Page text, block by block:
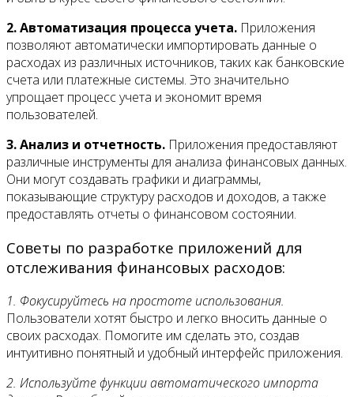
2. Автоматизация процесса учета. Приложения
позволяют автоматически импортировать данные о
расходах из различных источников, таких как банковские
счета или платежные системы. Это значительно
упрощает процесс учета и экономит время
пользователей.
3. Анализ и отчетность. Приложения предоставляют
различные инструменты для анализа финансовых данных.
Они могут создавать графики и диаграммы,
показывающие структуру расходов и доходов, а также
предоставлять отчеты о финансовом состоянии.
Советы по разработке приложений для
отслеживания финансовых расходов:
1. Фокусируйтесь на простоте использования.
Пользователи хотят быстро и легко вносить данные о
своих расходах. Помогите им сделать это, создав
интуитивно понятный и удобный интерфейс приложения.
2. Используйте функции автоматического импорта